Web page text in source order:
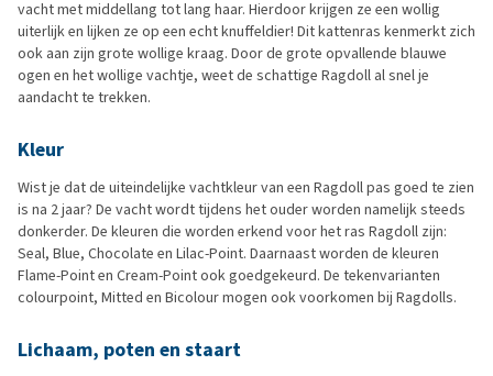
vacht met middellang tot lang haar. Hierdoor krijgen ze een wollig
uiterlijk en lijken ze op een echt knuffeldier! Dit kattenras kenmerkt zich
ook aan zijn grote wollige kraag. Door de grote opvallende blauwe
ogen en het wollige vachtje, weet de schattige Ragdoll al snel je
aandacht te trekken.
Kleur
Wist je dat de uiteindelijke vachtkleur van een Ragdoll pas goed te zien
is na 2 jaar? De vacht wordt tijdens het ouder worden namelijk steeds
donkerder. De kleuren die worden erkend voor het ras Ragdoll zijn:
Seal, Blue, Chocolate en Lilac-Point. Daarnaast worden de kleuren
Flame-Point en Cream-Point ook goedgekeurd. De tekenvarianten
colourpoint, Mitted en Bicolour mogen ook voorkomen bij Ragdolls.
Lichaam, poten en staart